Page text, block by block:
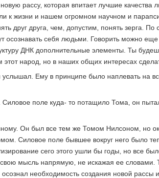
рассу, которая впитает лучшие
к жизни и нашем огромном научном и
друг друга, чем, допустим, понять зерга.
осознавать себя людьми. Говорить можно
ДНК дополнительные элементы. Ты
народ, но в наших общих интересах
Ему в принципе было наплевать на
Силовое поле куда- то потащило Тома, он
Он был все тем же Томом Нилсоном, но
Силовое поле бывшее вокруг него было
сего этого ушли бы годы, но все
мысль напрямую, не искажая ее
необходимость создания новой рассы